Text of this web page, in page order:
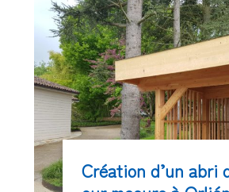
Création d’un abri